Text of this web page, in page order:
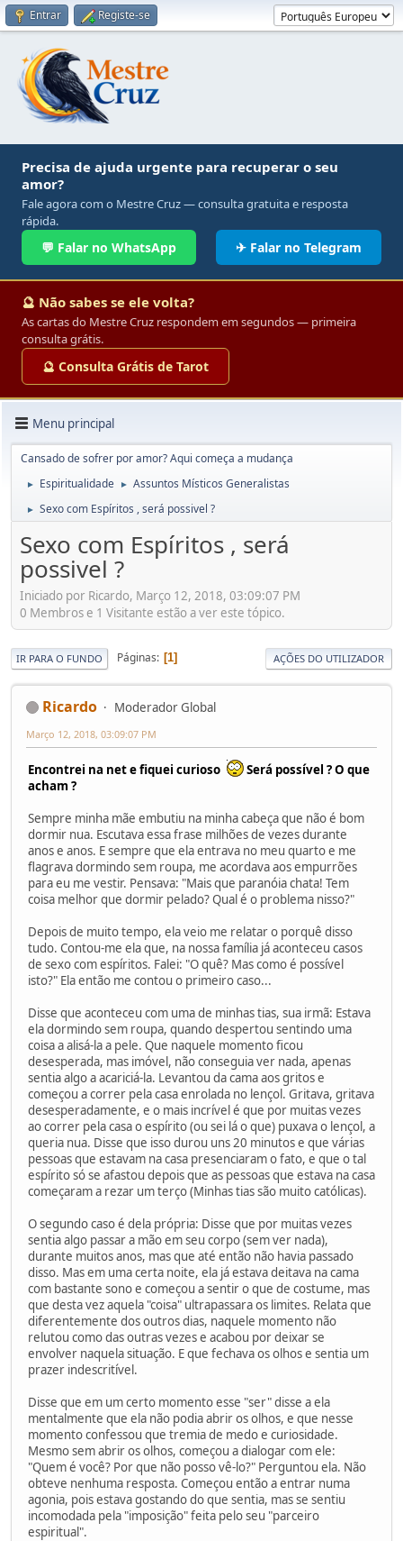
Entrar Registe-se
Precisa de ajuda urgente para recuperar o seu
amor?
Fale agora com o Mestre Cruz — consulta gratuita e resposta
rápida.
💬 Falar no WhatsApp ✈ Falar no Telegram
🔮 Não sabes se ele volta?
As cartas do Mestre Cruz respondem em segundos — primeira
consulta grátis.
🔮 Consulta Grátis de Tarot
Menu principal
Cansado de sofrer por amor? Aqui começa a mudança
► Espiritualidade ► Assuntos Místicos Generalistas
► Sexo com Espíritos , será possivel ?
Sexo com Espíritos , será
possivel ?
Iniciado por Ricardo, Março 12, 2018, 03:09:07 PM
0 Membros e 1 Visitante estão a ver este tópico.
IR PARA O FUNDO Páginas 1 AÇÕES DO UTILIZADOR
Ricardo Moderador Global
Março 12, 2018, 03:09:07 PM
Encontrei na net e fiquei curioso
Será possível ? O que
acham ?
Sempre minha mãe embutiu na minha cabeça que não é bom
dormir nua. Escutava essa frase milhões de vezes durante
anos e anos. E sempre que ela entrava no meu quarto e me
flagrava dormindo sem roupa, me acordava aos empurrões
para eu me vestir. Pensava: "Mais que paranóia chata! Tem
coisa melhor que dormir pelado? Qual é o problema nisso?"
Depois de muito tempo, ela veio me relatar o porquê disso
tudo. Contou-me ela que, na nossa família já aconteceu casos
de sexo com espíritos. Falei: "O quê? Mas como é possível
isto?" Ela então me contou o primeiro caso...
Disse que aconteceu com uma de minhas tias, sua irmã: Estava
ela dormindo sem roupa, quando despertou sentindo uma
coisa a alisá-la a pele. Que naquele momento ficou
desesperada, mas imóvel, não conseguia ver nada, apenas
sentia algo a acariciá-la. Levantou da cama aos gritos e
começou a correr pela casa enrolada no lençol. Gritava, gritava
desesperadamente, e o mais incrível é que por muitas vezes
ao correr pela casa o espírito (ou sei lá o que) puxava o lençol, a
queria nua. Disse que isso durou uns 20 minutos e que várias
pessoas que estavam na casa presenciaram o fato, e que o tal
espírito só se afastou depois que as pessoas que estava na casa
começaram a rezar um terço (Minhas tias são muito católicas).
O segundo caso é dela própria: Disse que por muitas vezes
sentia algo passar a mão em seu corpo (sem ver nada),
durante muitos anos, mas que até então não havia passado
disso. Mas em uma certa noite, ela já estava deitava na cama
com bastante sono e começou a sentir o que de costume, mas
que desta vez aquela "coisa" ultrapassara os limites. Relata que
diferentemente dos outros dias, naquele momento não
relutou como das outras vezes e acabou por deixar se
envolver naquela situação. E que fechava os olhos e sentia um
prazer indescritível.
Disse que em um certo momento esse "ser" disse a ela
mentalmente que ela não podia abrir os olhos, e que nesse
momento confessou que tremia de medo e curiosidade.
Mesmo sem abrir os olhos, começou a dialogar com ele:
"Quem é você? Por que não posso vê-lo?" Perguntou ela. Não
obteve nenhuma resposta. Começou então a entrar numa
agonia, pois estava gostando do que sentia, mas se sentiu
incomodada pela "imposição" feita pelo seu "parceiro
espiritual".